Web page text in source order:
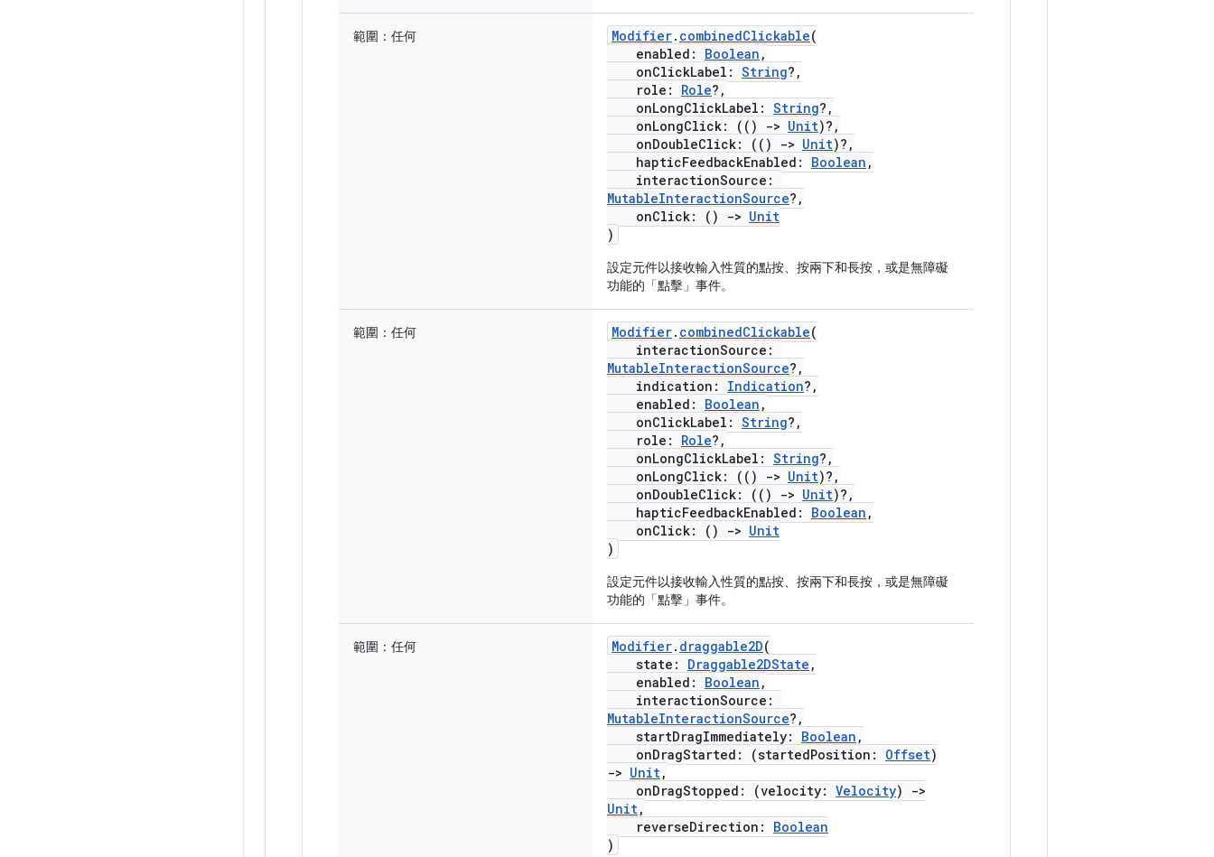
範圍： 任何 Modifier. combinedClickable(
enabled: Boolean ,
onClickLabel: String?,
role: Role?,
onLongClickLabel: String?,
onLongClick: (()
-> Unit)?,
onDoubleClick: (()
-> Unit)?,
hapticFeedbackEnabled: Boolean ,
interactionSource:
MutableInteractionSource?,
onClick: ()
-> Unit
)
設定元件以接收輸入性質的點按、按兩下和長按，或是無障礙
功能的「點擊」事件。
範圍： 任何 Modifier. combinedClickable(
interactionSource:
MutableInteractionSource?,
indication: Indication?,
enabled: Boolean ,
onClickLabel: String?,
role: Role?,
onLongClickLabel: String?,
onLongClick: (()
-> Unit)?,
onDoubleClick: (()
-> Unit)?,
hapticFeedbackEnabled: Boolean ,
onClick: ()
-> Unit
)
設定元件以接收輸入性質的點按、按兩下和長按，或是無障礙
功能的「點擊」事件。
範圍： 任何 Modifier. draggable2D(
state: Draggable2DState ,
enabled: Boolean ,
interactionSource:
MutableInteractionSource?,
startDragImmediately: Boolean ,
onDragStarted: (startedPosition: Offset)
-> Unit,
onDragStopped: (velocity: Velocity)
->
Unit,
reverseDirection: Boolean
)